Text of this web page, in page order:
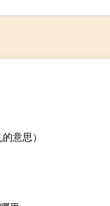
意思）